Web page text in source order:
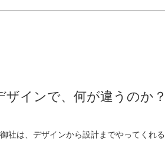
ザインで、何が違うのか
社は、デザインから設計までやってくれ